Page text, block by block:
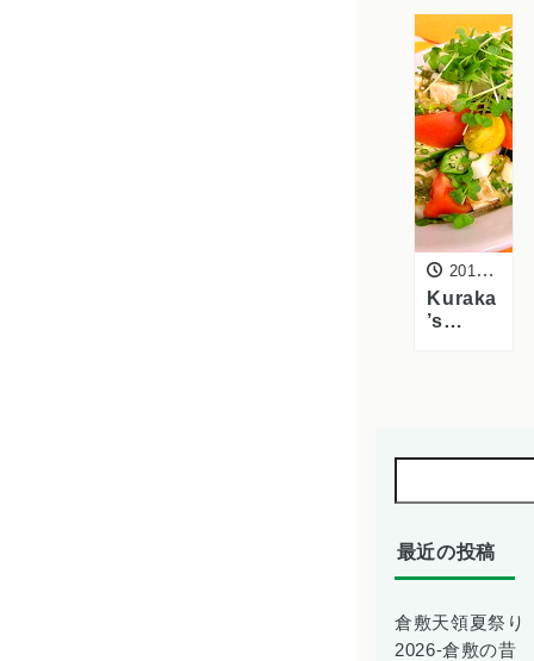
交換会
を開催
しまし
た
2016年7月1日
Kuraka
’s
対策に
りのサ
集
最近の投稿
倉敷天領夏祭り
2026-倉敷の昔